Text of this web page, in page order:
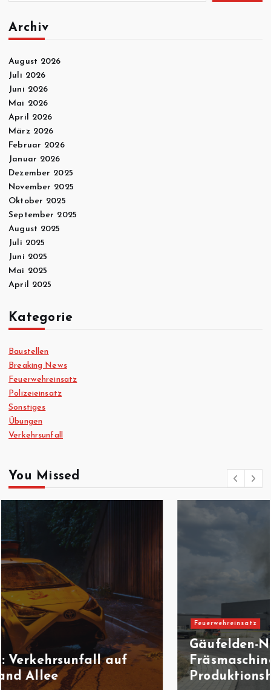
Archiv
August 2026
Juli 2026
Juni 2026
Mai 2026
April 2026
März 2026
Februar 2026
Januar 2026
Dezember 2025
November 2025
Oktober 2025
September 2025
August 2025
Juli 2025
Juni 2025
Mai 2025
April 2025
Kategorie
Baustellen
Breaking News
Feuerwehreinsatz
Polizeieinsatz
Sonstiges
Übungen
Verkehrsunfall
You Missed
Feuerwehreinsatz
Gäufelden-Nebringen:
Fräsmaschine brennt in
Produktionshalle